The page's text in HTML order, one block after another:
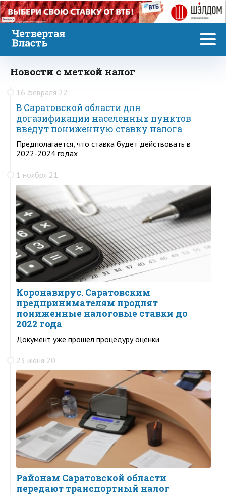
Реклама
Новости с меткой налог
16 февраля 22
В Саратовской области для
догазификации населенных пунктов
введут пониженную ставку налога
Предполагается, что ставка будет действовать в
2022-2024 годах
1 ноября 21
Коронавирус. Саратовским
предпринимателям продлят
пониженные налоговые ставки до
2022 года
Документ уже прошел процедуру оценки
23 июня 20
Районам Саратовской области
передают транспортный налог